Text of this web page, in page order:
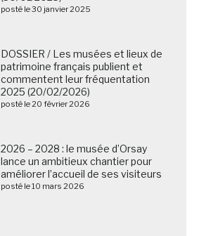
posté le 30 janvier 2025
DOSSIER / Les musées et lieux de
patrimoine français publient et
commentent leur fréquentation
2025 (20/02/2026)
posté le 20 février 2026
2026 – 2028 : le musée d’Orsay
lance un ambitieux chantier pour
améliorer l’accueil de ses visiteurs
posté le 10 mars 2026